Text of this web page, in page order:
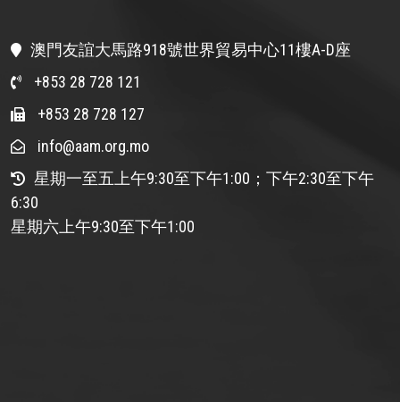
澳門友誼大馬路918號世界貿易中心11樓A-D座
+853 28 728 121
+853 28 728 127
info@aam.org.mo
星期一至五上午9:30至下午1:00；下午2:30至下午
6:30
星期六上午9:30至下午1:00